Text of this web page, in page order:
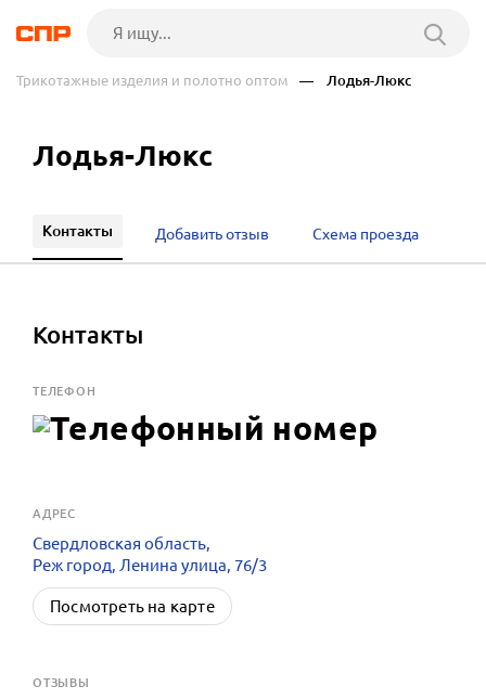
Трикотажные изделия и полотно оптом — Лодья-Люкс
Лодья-Люкс
Контакты Добавить отзыв Схема проезда
Контакты
ТЕЛЕФОН
АДРЕС
Свердловская область,
Реж город, Ленина улица, 76/3
Посмотреть на карте
ОТЗЫВЫ